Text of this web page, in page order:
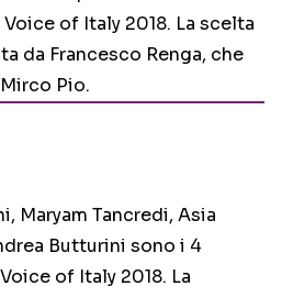
of Italy 2018. La scelta
da Francesco Renga, che
Pio.
Maryam Tancredi, Asia
Butturini sono i 4
of Italy 2018. La